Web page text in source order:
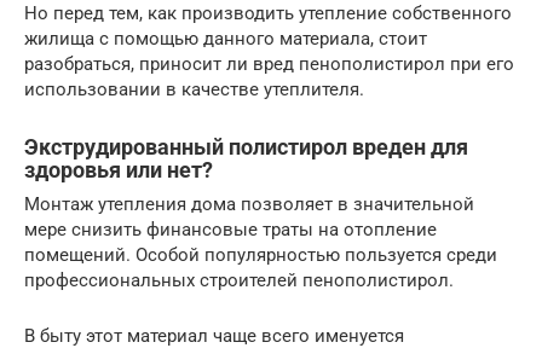
Но перед тем, как производить утепление собственного
жилища с помощью данного материала, стоит
разобраться, приносит ли вред пенополистирол при его
использовании в качестве утеплителя.
Экструдированный полистирол вреден для
здоровья или нет?
Монтаж утепления дома позволяет в значительной
мере снизить финансовые траты на отопление
помещений. Особой популярностью пользуется среди
профессиональных строителей пенополистирол.
В быту этот материал чаще всего именуется